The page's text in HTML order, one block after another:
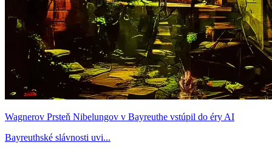
Wagnerov Prsteň Nibelungov v Bayreuthe vstúpil do éry AI
Bayreuthské slávnosti uvi...